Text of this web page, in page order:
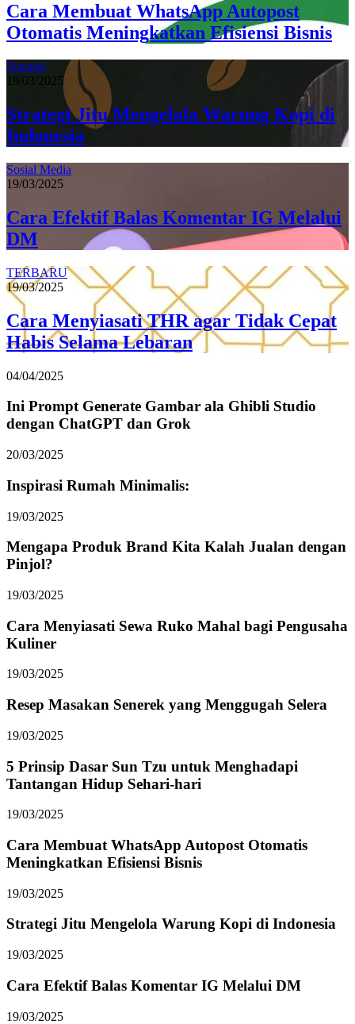
Cara Membuat WhatsApp Autopost
Otomatis Meningkatkan Efisiensi Bisnis
Tutorial
19/03/2025
Strategi Jitu Mengelola Warung Kopi di
Indonesia
Sosial Media
19/03/2025
Cara Efektif Balas Komentar IG Melalui
DM
TERBARU
19/03/2025
Cara Menyiasati THR agar Tidak Cepat
Habis Selama Lebaran
04/04/2025
Ini Prompt Generate Gambar ala Ghibli Studio
dengan ChatGPT dan Grok
20/03/2025
Inspirasi Rumah Minimalis:
19/03/2025
Mengapa Produk Brand Kita Kalah Jualan dengan
Pinjol?
19/03/2025
Cara Menyiasati Sewa Ruko Mahal bagi Pengusaha
Kuliner
19/03/2025
Resep Masakan Senerek yang Menggugah Selera
19/03/2025
5 Prinsip Dasar Sun Tzu untuk Menghadapi
Tantangan Hidup Sehari-hari
19/03/2025
Cara Membuat WhatsApp Autopost Otomatis
Meningkatkan Efisiensi Bisnis
19/03/2025
Strategi Jitu Mengelola Warung Kopi di Indonesia
19/03/2025
Cara Efektif Balas Komentar IG Melalui DM
19/03/2025